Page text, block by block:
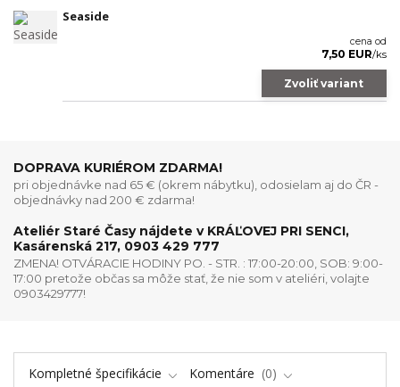
Seaside
cena od
7,50 EUR/ks
Zvoliť variant
DOPRAVA KURIÉROM ZDARMA!
pri objednávke nad 65 € (okrem nábytku), odosielam aj do ČR -
objednávky nad 200 € zdarma!
Ateliér Staré Časy nájdete v KRÁĽOVEJ PRI SENCI,
Kasárenská 217, 0903 429 777
ZMENA! OTVÁRACIE HODINY PO. - STR. : 17:00-20:00, SOB: 9:00-
17:00 pretože občas sa môže stať, že nie som v ateliéri, volajte
0903429777!
Kompletné špecifikácie Komentáre
0